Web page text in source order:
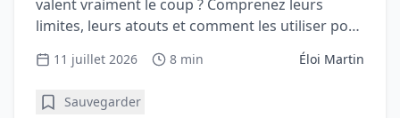
valent vraiment le coup ? Comprenez leurs
limites, leurs atouts et comment les utiliser pour
11 juillet 2026 8 min Éloi Martin
Sauvegarder